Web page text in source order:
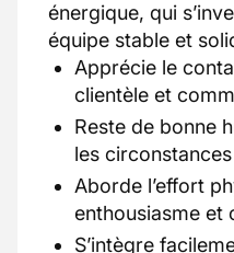
énergique, qui
équipe stable et
Apprécie le
clientèle et
Reste de bonne
les
Aborde l’effort
enthousiasme et
S’intègre